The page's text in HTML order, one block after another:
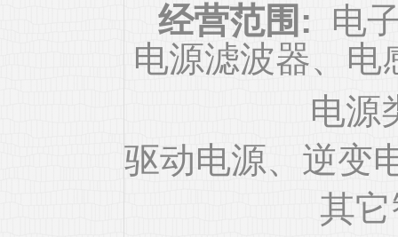
经营范围: 电
电源滤波器、电
电源类产品
驱动电源、逆变
其它智能电